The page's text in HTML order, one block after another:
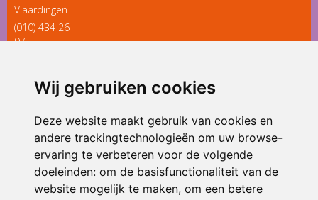
Wij gebruiken cookies
Deze website maakt gebruik van cookies en
andere trackingtechnologieën om uw browse-
ervaring te verbeteren voor de volgende
doeleinden: om de basisfunctionaliteit van de
website mogelijk te maken, om een betere
Vlaardingen
(010) 434 26
97
ONDERDEEL VAN